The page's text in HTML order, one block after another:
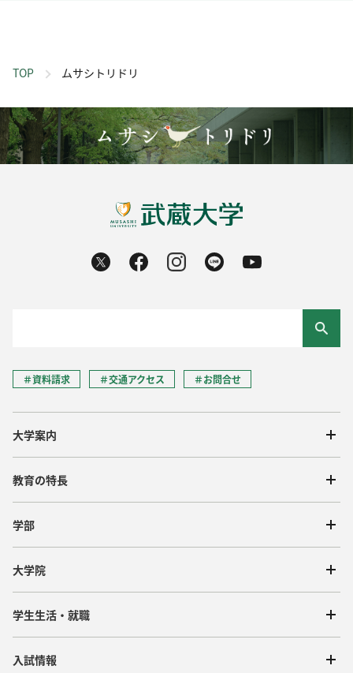
TOP ムサシトリドリ
＃資料請求 ＃交通アクセス ＃お問合せ
大学案内
教育の特長
学部
大学院
学生生活・就職
入試情報